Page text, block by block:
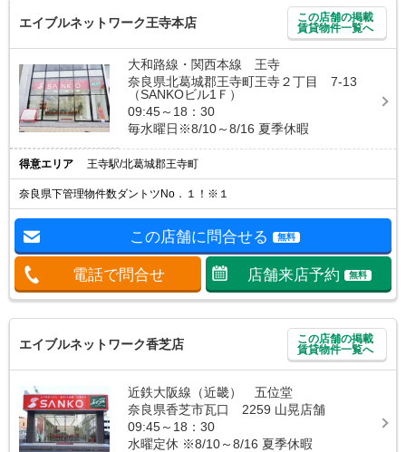
エイブルネットワーク王寺本店
この店舗の掲載
賃貸物件一覧へ
大和路線・関西本線 王寺
奈良県北葛城郡王寺町王寺２丁目 7-13
（SANKOビル1Ｆ）
09:45～18：30
毎水曜日※8/10～8/16 夏季休暇
得意エリア 王寺駅/北葛城郡王寺町
奈良県下管理物件数ダントツNo．１！※１
この店舗に問合せる 無料
電話で問合せ 店舗来店予約 無料
エイブルネットワーク香芝店
この店舗の掲載
賃貸物件一覧へ
近鉄大阪線（近畿） 五位堂
奈良県香芝市瓦口 2259 山晃店舗
09:45～18：30
水曜定休 ※8/10～8/16 夏季休暇